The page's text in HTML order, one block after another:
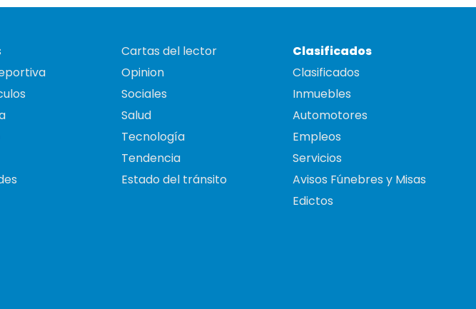
Cartas del lector
Opinion
Sociales
Salud
Tecnología
Tendencia
Estado del tránsito
Clasificados
Clasificados
Inmuebles
Automotores
Empleos
Servicios
Avisos Fúnebres y Misas
Edictos